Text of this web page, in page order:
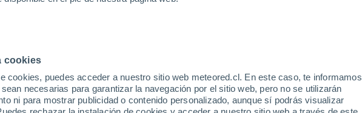
cookies
cookies, puedes acceder a nuestro sitio web meteored.cl. En este caso, te informamos
necesarias para garantizar la navegación por el sitio web, pero no se utilizarán
ni para mostrar publicidad o contenido personalizado, aunque sí podrás visualizar